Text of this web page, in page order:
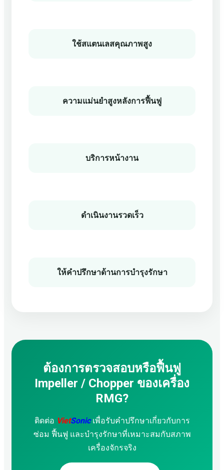
ใช้สแตนเลสคุณภาพสูง
ความแม่นยำสูงหลังการฟื้นฟู
บริการหน้างาน
ดำเนินงานรวดเร็ว
ให้คำปรึกษาด้านการบำรุงรักษา
ต้องการตรวจสอบหรือฟื้นฟู
Impeller / Chopper ของเครื่อง
RMG?
ติดต่อ VietSonicเพื่อรับคำปรึกษาเกี่ยวกับการ
ซ่อม ฟื้นฟู และบำรุงรักษาที่เหมาะสมกับสภาพ
เครื่องจักรจริง